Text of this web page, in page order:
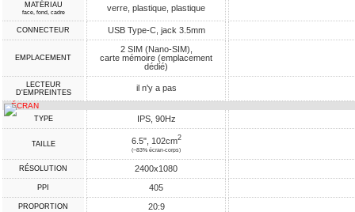
MATÉRIAU
face, fond, cadre verre, plastique, plastique
CONNECTEUR USB Type-C, jack 3.5mm
EMPLACEMENT
2 SIM (Nano-SIM),
carte mémoire (emplacement
dédié)
LECTEUR
D'EMPREINTES
il n'y a pas
ÉCRAN
TYPE IPS, 90Hz
TAILLE 6.5", 102cm2
(~83% écran-corps)
RÉSOLUTION 2400x1080
PPI 405
PROPORTION 20:9